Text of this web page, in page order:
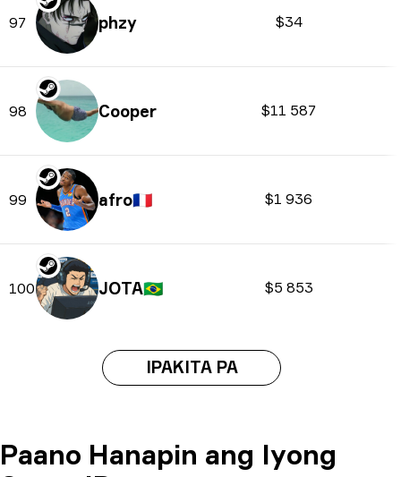
97 phzy $34
98 Cooper $11 587
99 afro🇫🇷 $1 936
100 JOTA🇧🇷 $5 853
IPAKITA PA
Paano Hanapin ang Iyong